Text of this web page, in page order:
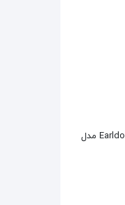
شارژر فندکی دو پورت 2 آمپر Earldom مدل